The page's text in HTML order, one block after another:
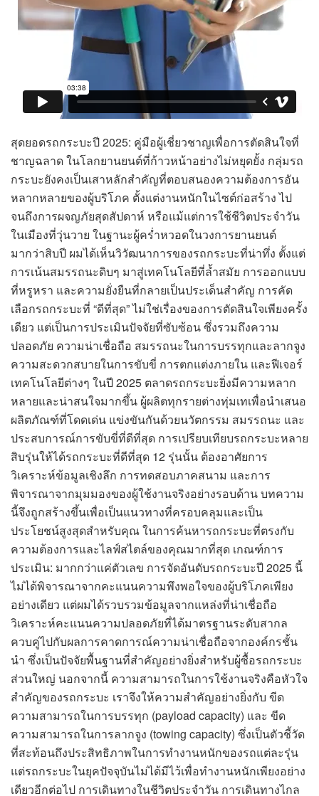
สุดยอดรถกระบะปี 2025: คู่มือผู้เชี่ยวชาญเพื่อการตัดสินใจที่
ชาญฉลาด ในโลกยานยนต์ที่ก้าวหน้าอย่างไม่หยุดยั้ง กลุ่มรถ
กระบะยังคงเป็นเสาหลักสำคัญที่ตอบสนองความต้องการอัน
หลากหลายของผู้บริโภค ตั้งแต่งานหนักในไซต์ก่อสร้าง ไป
จนถึงการผจญภัยสุดสัปดาห์ หรือแม้แต่การใช้ชีวิตประจำวัน
ในเมืองที่วุ่นวาย ในฐานะผู้คร่ำหวอดในวงการยานยนต์
มากว่าสิบปี ผมได้เห็นวิวัฒนาการของรถกระบะที่น่าทึ่ง ตั้งแต่
การเน้นสมรรถนะดิบๆ มาสู่เทคโนโลยีที่ล้ำสมัย การออกแบบ
ที่หรูหรา และความยั่งยืนที่กลายเป็นประเด็นสำคัญ การคัด
เลือกรถกระบะที่ “ดีที่สุด” ไม่ใช่เรื่องของการตัดสินใจเพียงครั้ง
เดียว แต่เป็นการประเมินปัจจัยที่ซับซ้อน ซึ่งรวมถึงความ
ปลอดภัย ความน่าเชื่อถือ สมรรถนะในการบรรทุกและลากจูง
ความสะดวกสบายในการขับขี่ การตกแต่งภายใน และฟีเจอร์
เทคโนโลยีต่างๆ ในปี 2025 ตลาดรถกระบะยิ่งมีความหลาก
หลายและน่าสนใจมากขึ้น ผู้ผลิตทุกรายต่างทุ่มเทเพื่อนำเสนอ
ผลิตภัณฑ์ที่โดดเด่น แข่งขันกันด้วยนวัตกรรม สมรรถนะ และ
ประสบการณ์การขับขี่ที่ดีที่สุด การเปรียบเทียบรถกระบะหลาย
สิบรุ่นให้ได้รถกระบะที่ดีที่สุด 12 รุ่นนั้น ต้องอาศัยการ
วิเคราะห์ข้อมูลเชิงลึก การทดสอบภาคสนาม และการ
พิจารณาจากมุมมองของผู้ใช้งานจริงอย่างรอบด้าน บทความ
นี้จึงถูกสร้างขึ้นเพื่อเป็นแนวทางที่ครอบคลุมและเป็น
ประโยชน์สูงสุดสำหรับคุณ ในการค้นหารถกระบะที่ตรงกับ
ความต้องการและไลฟ์สไตล์ของคุณมากที่สุด เกณฑ์การ
ประเมิน: มากกว่าแค่ตัวเลข การจัดอันดับรถกระบะปี 2025 นี้
ไม่ได้พิจารณาจากคะแนนความพึงพอใจของผู้บริโภคเพียง
อย่างเดียว แต่ผมได้รวบรวมข้อมูลจากแหล่งที่น่าเชื่อถือ
วิเคราะห์คะแนนความปลอดภัยที่ได้มาตรฐานระดับสากล
ควบคู่ไปกับผลการคาดการณ์ความน่าเชื่อถือจากองค์กรชั้น
นำ ซึ่งเป็นปัจจัยพื้นฐานที่สำคัญอย่างยิ่งสำหรับผู้ซื้อรถกระบะ
ส่วนใหญ่ นอกจากนี้ ความสามารถในการใช้งานจริงคือหัวใจ
สำคัญของรถกระบะ เราจึงให้ความสำคัญอย่างยิ่งกับ ขีด
ความสามารถในการบรรทุก (payload capacity) และ ขีด
ความสามารถในการลากจูง (towing capacity) ซึ่งเป็นตัวชี้วัด
ที่สะท้อนถึงประสิทธิภาพในการทำงานหนักของรถแต่ละรุ่น
แต่รถกระบะในยุคปัจจุบันไม่ได้มีไว้เพื่อทำงานหนักเพียงอย่าง
เดียวอีกต่อไป การเดินทางในชีวิตประจำวัน การเดินทางไกล